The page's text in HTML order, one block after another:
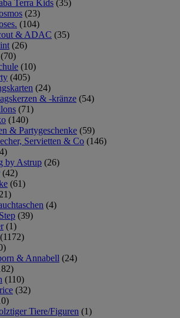
Terra Kids (35)
(23)
(104)
& ADAC (35)
(26)
(70)
(10)
(405)
(24)
& -kränze (54)
(71)
(140)
& Partygeschenke (59)
Servietten & Co (146)
by Astrup (26)
(42)
(61)
(4)
(39)
(1)
(1172)
& Annabell (24)
(110)
(32)
Tiere/Figuren (1)